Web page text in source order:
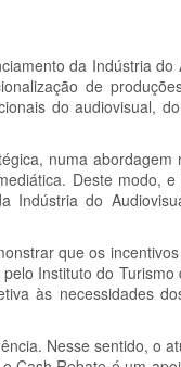
da Indústria do
de
do audiovisual,
numa abordagem
Deste modo,
Indústria do
que os
Instituto do Turismo
às necessidades
Nesse sentido, o